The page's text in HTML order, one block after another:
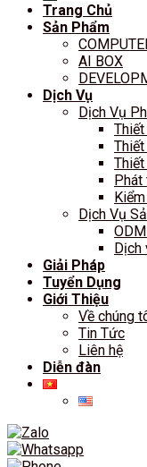
Trang Chủ
Sản Phẩm
AI BOX
Dịch Vụ
Dịch Vụ
Phát
Dịch Vụ
Dịch
Giải Pháp
Tuyển Dụng
Giới Thiệu
Về chúng
Tin Tức
Liên hệ
Diễn đàn